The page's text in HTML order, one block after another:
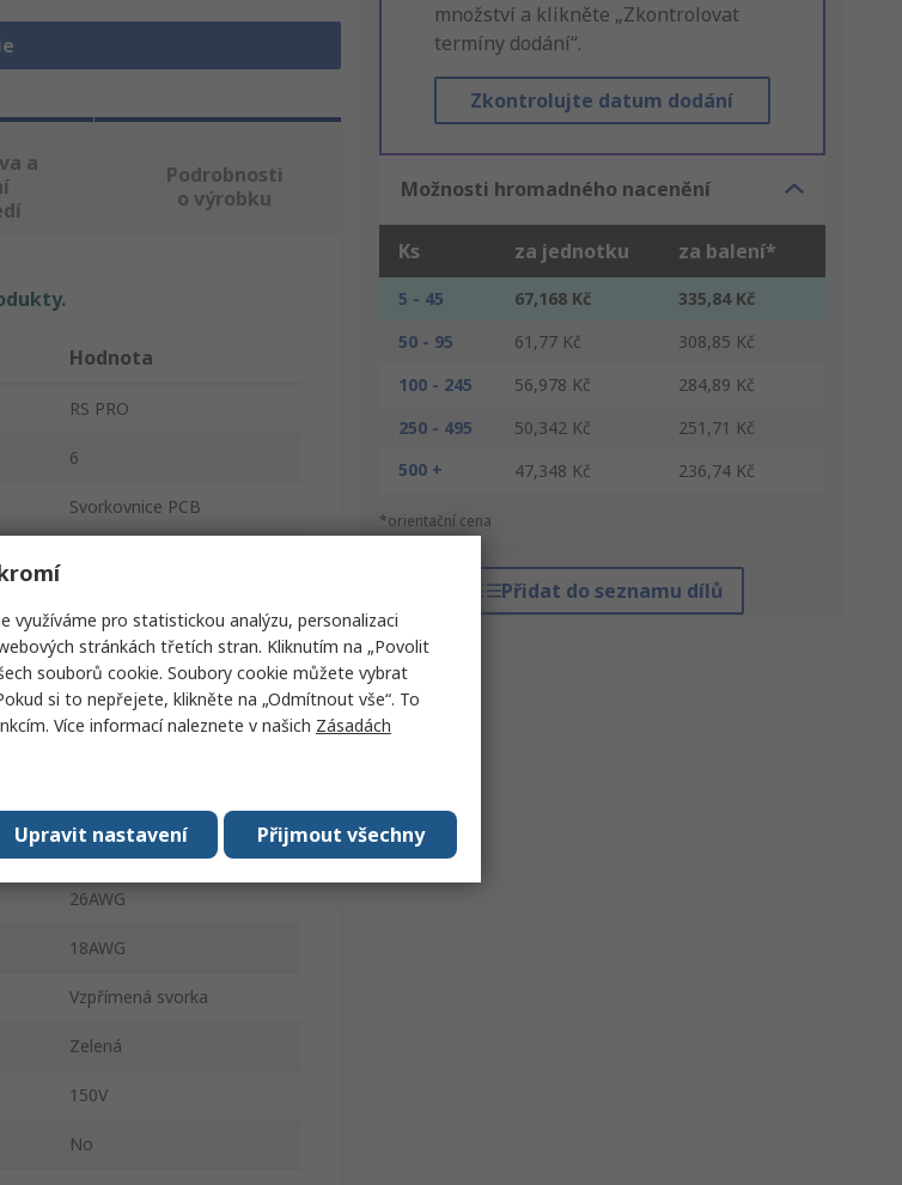
množství a klikněte „Zkontrolovat
termíny dodání“.
Zkontrolujte datum dodání
Možnosti hromadného nacenění
Ks za jednotku za balení*
5 - 45 67,168 Kč
335,84 Kč
50 - 95
61,77 Kč
308,85 Kč
100 - 245
56,978 Kč
284,89 Kč
250 - 495
50,342 Kč
251,71 Kč
500 +
47,348 Kč 236,74 Kč
*orientační cena
Přidat do seznamu dílů
a
Podrobnosti
o výrobku
Hodnota
RS PRO
6
Svorkovnice PCB
6A
0.4mm²
26AWG
18AWG
Vzpřímená svorka
Zelená
150V
No
využíváme pro statistickou analýzu, personalizaci
stránkách třetích stran. Kliknutím na „Povolit
souborů cookie. Soubory cookie můžete vybrat
si to nepřejete, klikněte na „Odmítnout vše“. To
Více informací naleznete v našich Zásadách
Přijmout všechny
Upravit nastavení